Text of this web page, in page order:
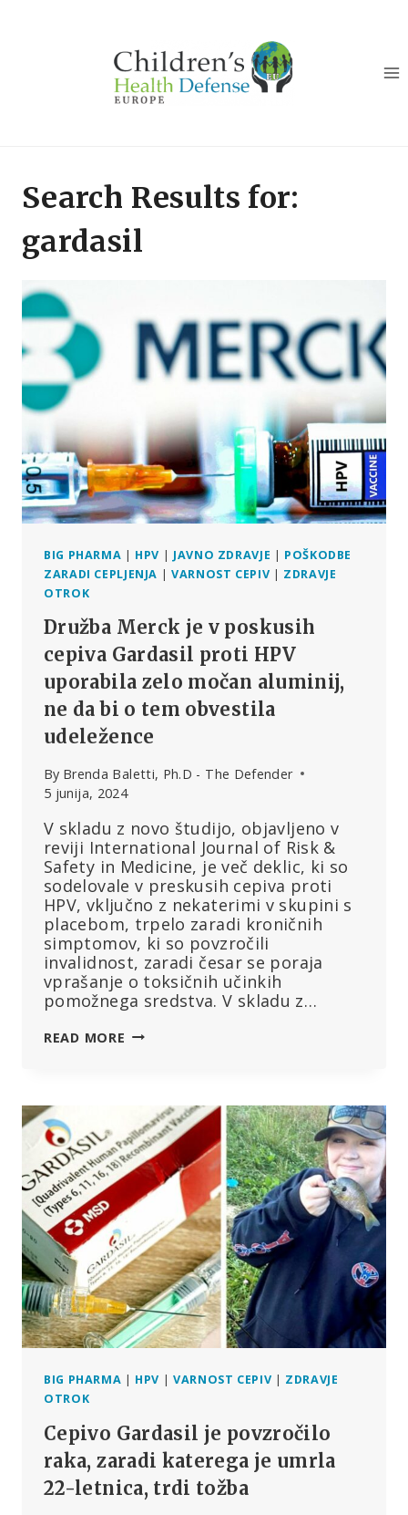
Search Results for:
gardasil
BIG PHARMA | HPV | JAVNO ZDRAVJE | POŠKODBE
ZARADI CEPLJENJA | VARNOST CEPIV | ZDRAVJE
OTROK
Družba Merck je v poskusih
cepiva Gardasil proti HPV
uporabila zelo močan aluminij,
ne da bi o tem obvestila
udeležence
By Brenda Baletti, Ph.D - The Defender
5 junija, 2024
V skladu z novo študijo, objavljeno v
reviji International Journal of Risk &
Safety in Medicine, je več deklic, ki so
sodelovale v preskusih cepiva proti
HPV, vključno z nekaterimi v skupini s
placebom, trpelo zaradi kroničnih
simptomov, ki so povzročili
invalidnost, zaradi česar se poraja
vprašanje o toksičnih učinkih
pomožnega sredstva. V skladu z…
READ MORE DRUŽBA
POSKUSIH
CEPIVA
GARDASIL
PROTI
HPV
UPORABILA
ZELO
MOČAN
ALUMINIJ,
NE
DA
BI
O
OBVESTILA
BIG PHARMA | HPV | VARNOST CEPIV | ZDRAVJE
OTROK
Cepivo Gardasil je povzročilo
raka, zaradi katerega je umrla
22-letnica, trdi tožba